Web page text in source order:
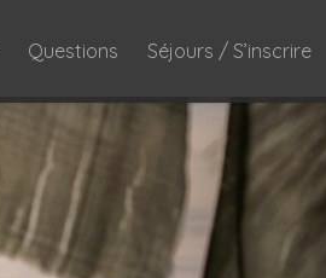
Questions Séjours / S’inscrire